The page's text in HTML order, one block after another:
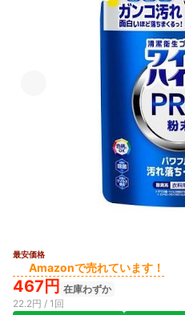
最安価格
Amazonで売れています！
467円 在庫わずか
22.2円 / 1回